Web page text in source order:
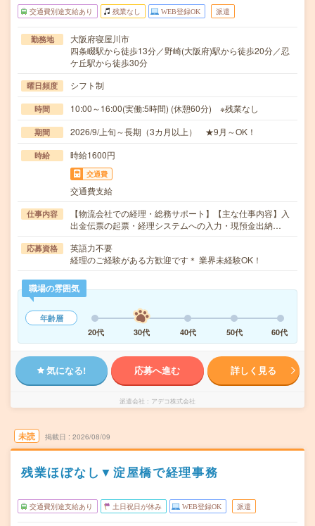
交通費別途支給あり 残業なし WEB登録OK 派遣
勤務地
大阪府寝屋川市
四条畷駅から徒歩13分／野崎(大阪府)駅から徒歩20分／忍
ケ丘駅から徒歩30分
曜日頻度 シフト制
時間 10:00～16:00(実働:5時間) (休憩60分) ※残業なし
期間 2026/9/上旬～長期（3カ月以上） ★9月～OK！
時給 時給1600円
交通費
交通費支給
仕事内容
【物流会社での経理・総務サポート】【主な仕事内容】入
出金伝票の起票・経理システムへの入力・現預金出納…
応募資格
英語力不要
経理のご経験がある方歓迎です＊ 業界未経験OK！
職場の雰囲気
年齢層
20代
30代 40代 50代 60代
気になる! 応募へ進む 詳しく見る
派遣会社 アデコ株式会社
未読 掲載日 2026/08/09
残業ほぼなし▼淀屋橋で経理事務
交通費別途支給あり 土日祝日が休み WEB登録OK 派遣